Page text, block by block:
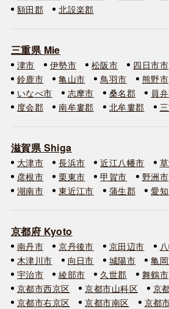
額田郡
北設楽郡
三重県 Mie
津市 伊勢市 松阪市 四日市市
鈴鹿市
亀山市 鳥羽市 熊野市
いなべ市
志摩市 桑名郡 員
度会郡
南牟婁郡 北牟婁郡
滋賀県 Shiga
大津市 長浜市 近江八幡市
彦根市
栗東市 甲賀市 野洲市
湖南市
東近江市 蒲生郡 愛
京都府 Kyoto
南丹市 京丹後市 京田辺市
木津川市
向日市 城陽市 亀
宇治市
綾部市 久世郡 舞鶴市
京都市西京区
京都市山科区
京
京都市右京区
京都市南区
京都